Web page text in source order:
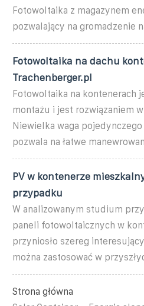
Fotowoltaika z magazynem
pozwalający na gromadzenie
Fotowoltaika na dachu
Trachenberger.pl
Fotowoltaika na kontenerach
montażu i jest rozwiązaniem
Niewielka waga
pozwala na łatwe
PV w kontenerze
przypadku
W analizowanym studium
paneli fotowoltaicznych w
przyniosło szereg
można zastosować w
Strona główna